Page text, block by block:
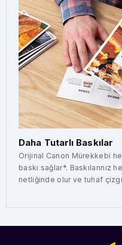
Daha Tutarlı Baskılar
Orijinal Canon Mürekkebi
baskı sağlar*.
netliğinde olur ve tuhaf